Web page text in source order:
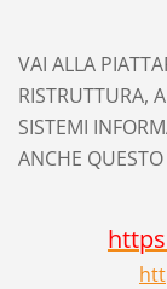
VAI ALLA
RISTRUTTURA,
SISTEMI
ANCHE